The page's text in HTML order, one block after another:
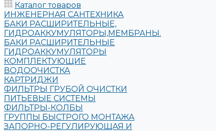
Каталог товаров
ИНЖЕНЕРНАЯ САНТЕХНИКА
БАКИ РАСШИРИТЕЛЬНЫЕ,
ГИДРОАККУМУЛЯТОРЫ,МЕМБРАНЫ.
БАКИ РАСШИРИТЕЛЬНЫЕ
ГИДРОАККУМУЛЯТОРЫ
КОМПЛЕКТУЮЩИЕ
ВОДООЧИСТКА
КАРТРИДЖИ
ФИЛЬТРЫ ГРУБОЙ ОЧИСТКИ
ПИТЬЕВЫЕ СИСТЕМЫ
ФИЛЬТРЫ-КОЛБЫ
ГРУППЫ БЫСТРОГО МОНТАЖА
ЗАПОРНО-РЕГУЛИРУЮЩАЯ И